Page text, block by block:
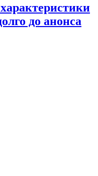
до анонса